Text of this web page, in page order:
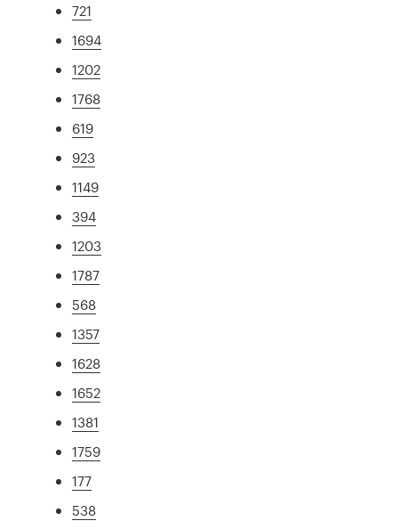
721
1694
1202
1768
619
923
1149
394
1203
1787
568
1357
1628
1652
1381
1759
177
538